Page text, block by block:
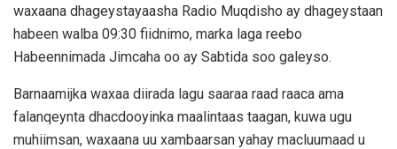
waxaana dhageystayaasha Radio Muqdisho ay dhageystaan
habeen walba 09:30 fiidnimo, marka laga reebo
Habeennimada Jimcaha oo ay Sabtida soo galeyso.
Barnaamijka waxaa diirada lagu saaraa raad raaca ama
falanqeynta dhacdooyinka maalintaas taagan, kuwa ugu
muhiimsan, waxaana uu xambaarsan yahay macluumaad u